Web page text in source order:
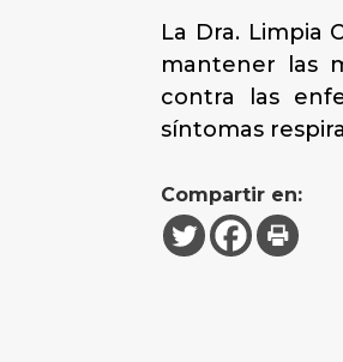
La Dra. Limpia
mantener las
contra las
síntomas
Compartir en: